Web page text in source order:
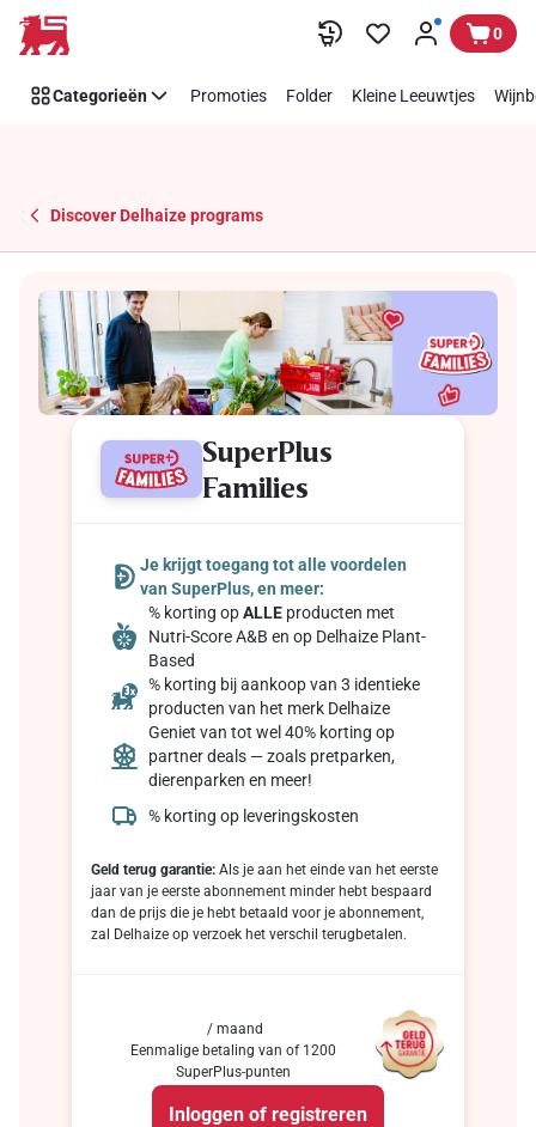
Overslaan 0
Categorieën Promoties Folder Kleine Leeuwtjes
Discover Delhaize programs
SuperPlus
Families
Je krijgt toegang tot alle voordelen
van SuperPlus, en meer:
% korting opALLE producten met
Nutri-Score A&B en op Delhaize Plant-
Based
% korting bij aankoop van 3 identieke
producten van het merk Delhaize
Geniet van tot wel 40% korting op
partner deals — zoals pretparken,
dierenparken en meer!
% korting op leveringskosten
Geld terug garantie: Als je aan het einde van het eerste
jaar van je eerste abonnement minder hebt bespaard
dan de prijs die je hebt betaald voor je abonnement,
zal Delhaize op verzoek het verschil terugbetalen.
/ maand
Eenmalige betaling van of 1200
SuperPlus-punten
Inloggen of registreren